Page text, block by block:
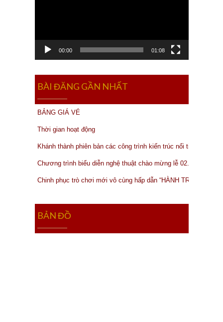
00:00 01:08
BÀI ĐĂNG GẦN NHẤT
BẢNG GIÁ VÉ
Thời gian hoạt động
Khánh thành phiên bản các công trình kiến trúc nổi tiếng của
Chương trình biểu diễn nghệ thuật chào mừng lễ 02.09.2019
Chinh phục trò chơi mới vô cùng hấp dẫn “HÀNH TRÌNH MẠO
BẢN ĐỒ